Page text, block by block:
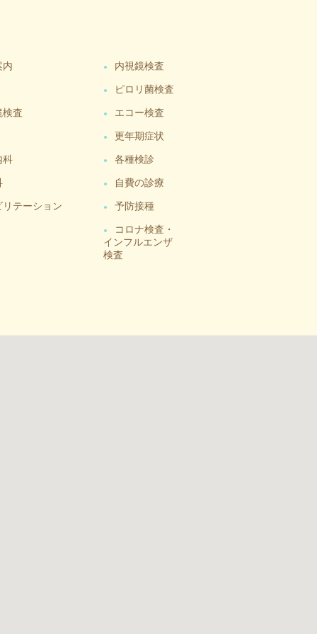
内
検査
科
リテーション
内視鏡検査
ピロリ菌検査
エコー検査
更年期症状
各種検診
自費の診療
予防接種
コロナ検査・
インフルエンザ
検査